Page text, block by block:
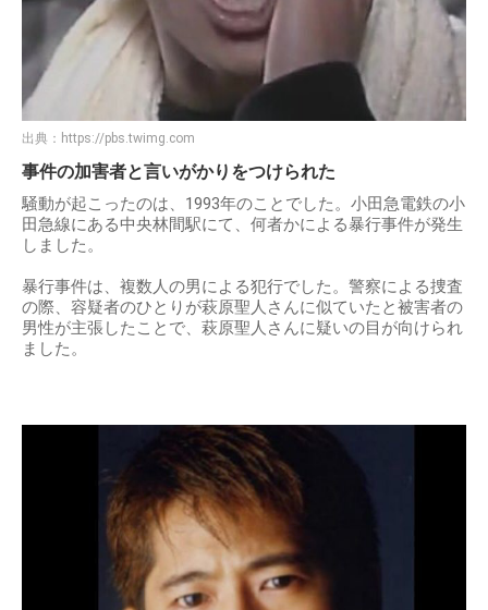
出典： https://pbs.twimg.com
事件の加害者と言いがかりをつけられた
騒動が起こったのは、1993年のことでした。小田急電鉄の小
田急線にある中央林間駅にて、何者かによる暴行事件が発生
しました。
暴行事件は、複数人の男による犯行でした。警察による捜査
の際、容疑者のひとりが萩原聖人さんに似ていたと被害者の
男性が主張したことで、萩原聖人さんに疑いの目が向けられ
ました。